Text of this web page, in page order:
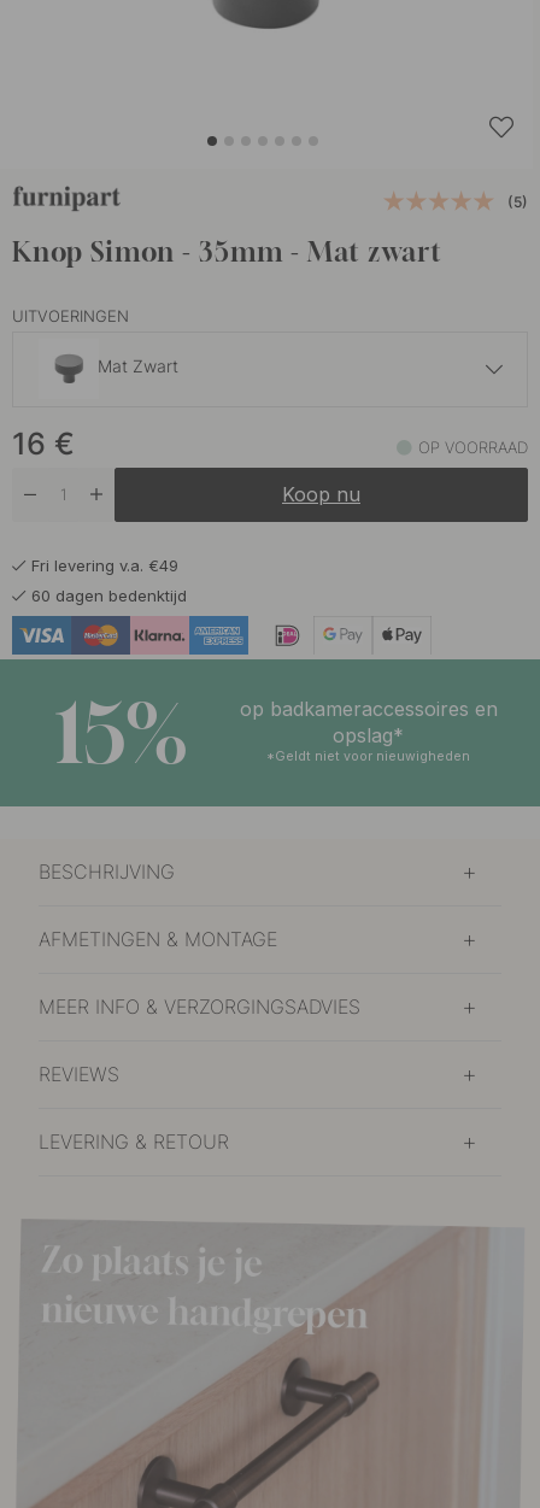
(5)
Knop Simon - 35mm - Mat zwart
UITVOERINGEN
Mat Zwart
Op voorraad
16 € OP VOORRAAD
Koop nu
Fri levering v.a. €49
60 dagen bedenktijd
15%
op badkameraccessoires en
opslag*
*Geldt niet voor nieuwigheden
BESCHRIJVING
AFMETINGEN & MONTAGE
MEER INFO & VERZORGINGSADVIES
REVIEWS
LEVERING & RETOUR